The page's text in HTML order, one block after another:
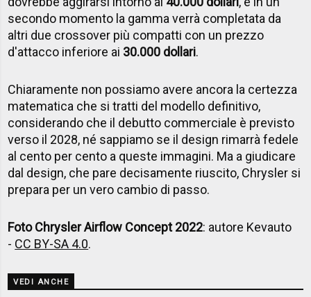
secondo momento la gamma verrà completata da
altri due crossover più compatti con un prezzo
d'attacco inferiore ai 30.000 dollari.
Chiaramente non possiamo avere ancora la certezza
matematica che si tratti del modello definitivo,
considerando che il debutto commerciale è previsto
verso il 2028, né sappiamo se il design rimarrà fedele
al cento per cento a queste immagini. Ma a giudicare
dal design, che pare decisamente riuscito, Chrysler si
prepara per un vero cambio di passo.
Foto Chrysler Airflow Concept 2022: autore Kevauto
- CC BY-SA 4.0.
VEDI ANCHE